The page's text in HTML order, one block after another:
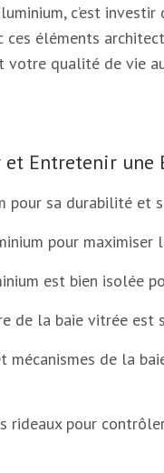
c’est
éléments
qualité de vie
et Entretenir
pour sa durabilité et
pour maximiser
est bien isolée
de la baie vitrée est
de la
rideaux pour